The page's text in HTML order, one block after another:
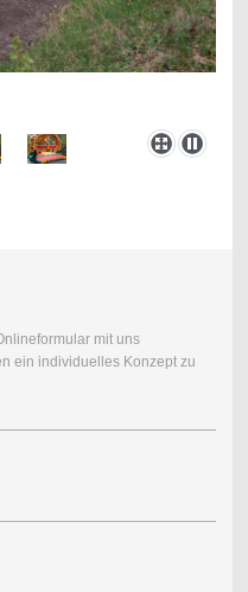
mit uns
ein individuelles Konzept zu